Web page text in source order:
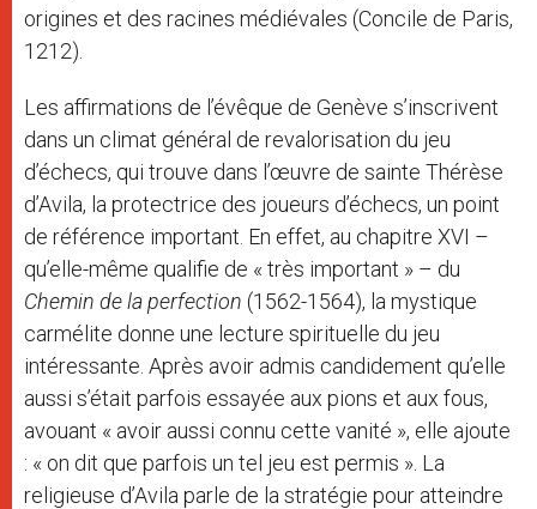
origines et des racines médiévales (Concile de Paris,
1212).
Les affirmations de l’évêque de Genève s’inscrivent
dans un climat général de revalorisation du jeu
d’échecs, qui trouve dans l’œuvre de sainte Thérèse
d’Avila, la protectrice des joueurs d’échecs, un point
de référence important. En effet, au chapitre XVI –
qu’elle-même qualifie de « très important » – du
Chemin de la perfection (1562-1564), la mystique
carmélite donne une lecture spirituelle du jeu
intéressante. Après avoir admis candidement qu’elle
aussi s’était parfois essayée aux pions et aux fous,
avouant « avoir aussi connu cette vanité », elle ajoute
: « on dit que parfois un tel jeu est permis ». La
religieuse d’Avila parle de la stratégie pour atteindre